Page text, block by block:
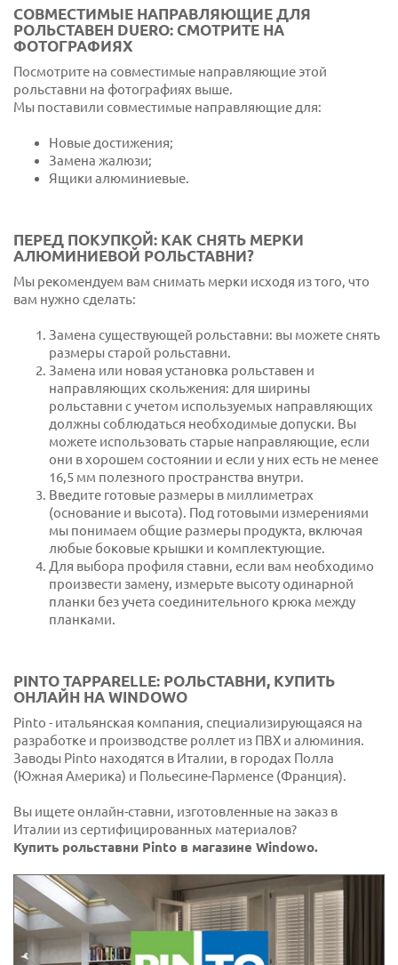
СОВМЕСТИМЫЕ НАПРАВЛЯЮЩИЕ ДЛЯ
РОЛЬСТАВЕН DUERO: СМОТРИТЕ НА
ФОТОГРАФИЯХ
Посмотрите на совместимые направляющие этой
рольставни на фотографиях выше.
Мы поставили совместимые направляющие для:
Новые достижения;
Замена жалюзи;
Ящики алюминиевые.
ПЕРЕД ПОКУПКОЙ: КАК СНЯТЬ МЕРКИ
АЛЮМИНИЕВОЙ РОЛЬСТАВНИ?
Мы рекомендуем вам снимать мерки исходя из того, что
вам нужно сделать:
Замена существующей рольставни: вы можете снять
размеры старой рольставни.
Замена или новая установка рольставен и
направляющих скольжения: для ширины
рольставни с учетом используемых направляющих
должны соблюдаться необходимые допуски. Вы
можете использовать старые направляющие, если
они в хорошем состоянии и если у них есть не менее
16,5 мм полезного пространства внутри.
Введите готовые размеры в миллиметрах
(основание и высота). Под готовыми измерениями
мы понимаем общие размеры продукта, включая
любые боковые крышки и комплектующие.
Для выбора профиля ставни, если вам необходимо
произвести замену, измерьте высоту одинарной
планки без учета соединительного крюка между
планками.
PINTO TAPPARELLE: РОЛЬСТАВНИ, КУПИТЬ
ОНЛАЙН НА WINDOWO
Pinto - итальянская компания, специализирующаяся на
разработке и производстве роллет из ПВХ и алюминия.
Заводы Pinto находятся в Италии, в городах Полла
(Южная Америка) и Польесине-Парменсе (Франция).
Вы ищете онлайн-ставни, изготовленные на заказ в
Италии из сертифицированных материалов?
Купить рольставни Pinto в магазине Windowo.